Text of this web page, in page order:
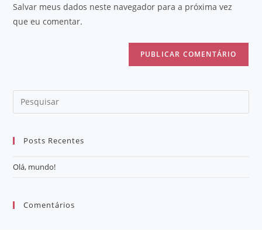
Salvar meus dados neste navegador para a próxima vez
que eu comentar.
Posts Recentes
Olá, mundo!
Comentários